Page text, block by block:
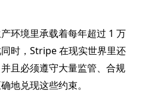
环境里承载着每年超过 1 万
时，Stripe 在现实世界里还
且必须遵守大量监管、合规
地兑现这些约束。